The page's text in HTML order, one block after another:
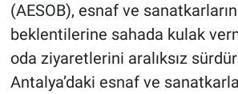
(AESOB), esnaf ve
beklentilerine sahada kulak
oda ziyaretlerini aralıksız
Antalya’daki esnaf ve